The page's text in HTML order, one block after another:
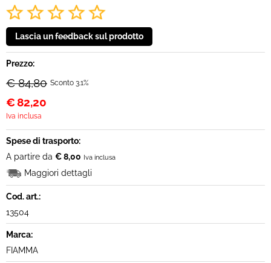
Prezzo:
€ 84,80 Sconto 3.1%
€82,20
Iva inclusa
Spese di trasporto:
A partire da € 8,00 Iva inclusa
Maggiori dettagli
Cod. art.:
13504
Marca:
FIAMMA